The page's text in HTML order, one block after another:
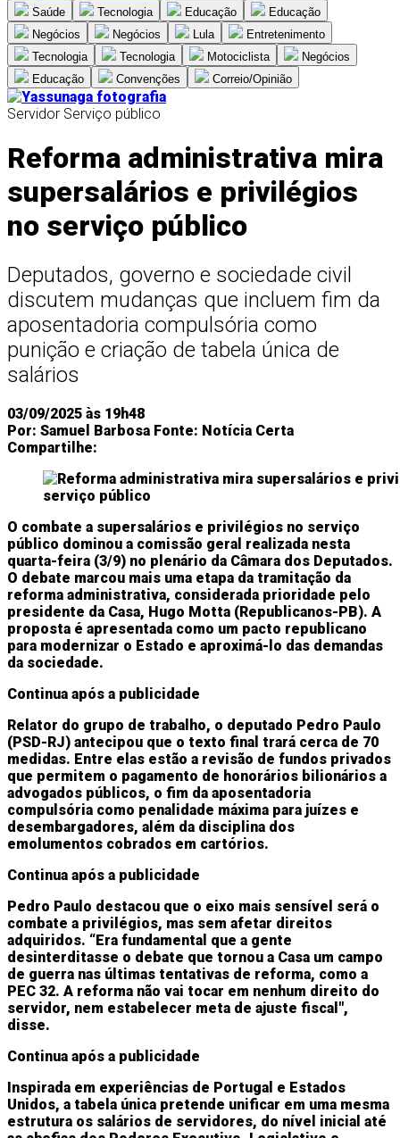
Saúde Tecnologia Educação
Educação
Negócios
Negócios Lula
Entretenimento
Tecnologia
Tecnologia Motociclista
Negócios
Educação
Convenções Correio/Opinião
Servidor Serviço público
Reforma administrativa mira
supersalários e privilégios
no serviço público
Deputados, governo e sociedade civil
discutem mudanças que incluem fim da
aposentadoria compulsória como
punição e criação de tabela única de
salários
03/09/2025 às 19h48
Por: Samuel Barbosa Fonte: Notícia Certa
Compartilhe:
O combate a supersalários e privilégios no serviço
público dominou a comissão geral realizada nesta
quarta-feira (3/9) no plenário da Câmara dos Deputados.
O debate marcou mais uma etapa da tramitação da
reforma administrativa, considerada prioridade pelo
presidente da Casa, Hugo Motta (Republicanos-PB). A
proposta é apresentada como um pacto republicano
para modernizar o Estado e aproximá-lo das demandas
da sociedade.
Continua após a publicidade
Relator do grupo de trabalho, o deputado Pedro Paulo
(PSD-RJ) antecipou que o texto final trará cerca de 70
medidas. Entre elas estão a revisão de fundos privados
que permitem o pagamento de honorários bilionários a
advogados públicos, o fim da aposentadoria
compulsória como penalidade máxima para juízes e
desembargadores, além da disciplina dos
emolumentos cobrados em cartórios.
Continua após a publicidade
Pedro Paulo destacou que o eixo mais sensível será o
combate a privilégios, mas sem afetar direitos
adquiridos. “Era fundamental que a gente
desinterditasse o debate que tornou a Casa um campo
de guerra nas últimas tentativas de reforma, como a
PEC 32. A reforma não vai tocar em nenhum direito do
servidor, nem estabelecer meta de ajuste fiscal",
disse.
Continua após a publicidade
Inspirada em experiências de Portugal e Estados
Unidos, a tabela única pretende unificar em uma mesma
estrutura os salários de servidores, do nível inicial até